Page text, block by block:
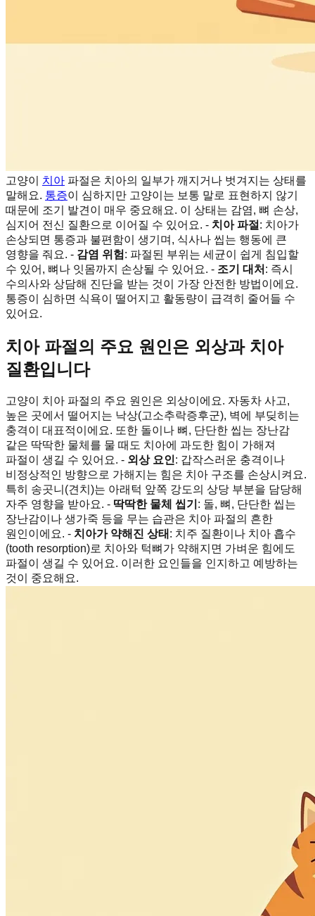
고양이 치아 파절은 치아의 일부가 깨지거나 벗겨지는 상태를
말해요. 통증이 심하지만 고양이는 보통 말로 표현하지 않기
때문에 조기 발견이 매우 중요해요. 이 상태는 감염, 뼈 손상,
심지어 전신 질환으로 이어질 수 있어요. - 치아 파절 : 치아가
손상되면 통증과 불편함이 생기며, 식사나 씹는 행동에 큰
영향을 줘요. - 감염 위험 : 파절된 부위는 세균이 쉽게 침입할
수 있어, 뼈나 잇몸까지 손상될 수 있어요. - 조기 대처 : 즉시
수의사와 상담해 진단을 받는 것이 가장 안전한 방법이에요.
통증이 심하면 식욕이 떨어지고 활동량이 급격히 줄어들 수
있어요.
치아 파절의 주요 원인은 외상과 치아
질환입니다
고양이 치아 파절의 주요 원인은 외상이에요. 자동차 사고,
높은 곳에서 떨어지는 낙상(고소추락증후군), 벽에 부딪히는
충격이 대표적이에요. 또한 돌이나 뼈, 단단한 씹는 장난감
같은 딱딱한 물체를 물 때도 치아에 과도한 힘이 가해져
파절이 생길 수 있어요. - 외상 요인: 갑작스러운 충격이나
비정상적인 방향으로 가해지는 힘은 치아 구조를 손상시켜요.
특히 송곳니(견치)는 아래턱 앞쪽 강도의 상당 부분을 담당해
자주 영향을 받아요. - 딱딱한 물체 씹기 : 돌, 뼈, 단단한 씹는
장난감이나 생가죽 등을 무는 습관은 치아 파절의 흔한
원인이에요. - 치아가 약해진 상태 : 치주 질환이나 치아 흡수
(tooth resorption)로 치아와 턱뼈가 약해지면 가벼운 힘에도
파절이 생길 수 있어요. 이러한 요인들을 인지하고 예방하는
것이 중요해요.